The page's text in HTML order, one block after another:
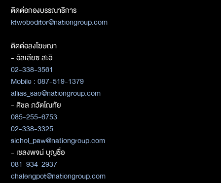
ติดต่อกองบรรณาธิการ
ktwebeditor@nationgroup.com
ติดต่อลงโฆษณา
- อัลเลียซ สะอิ
02-338-3561
Mobile : 087-519-1379
allias_sae@nationgroup.com
- ศิชล ภวัตโณทัย
085-255-6753
02-338-3325
sichol_paw@nationgroup.com
- เชลงพจน์ บุญซื่อ
081-934-2937
chalengpot@nationgroup.com